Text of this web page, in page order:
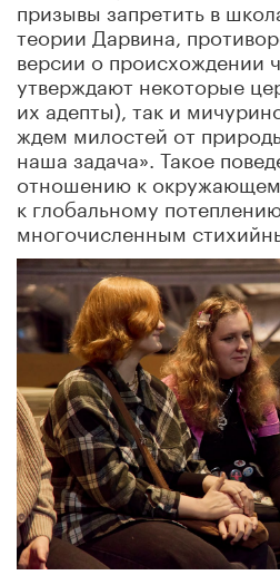
призывы запретить в
теории Дарвина,
версии о происхождении
утверждают некоторые
их адепты), так и
ждем милостей от
наша задача». Такое
отношению к
к глобальному
многочисленным